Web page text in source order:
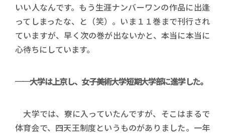
いい人なんです。もう生涯ナンバーワンの作品に出逢
ってしまったな、と（笑）。いま１１巻まで刊行され
ていますが、早く次の巻が出ないかと、本当に本当に
心待ちにしています。
──大学は上京し、女子美術大学短期大学部に進学した。
大学では、寮に入っていたんですが、そこはまるで
体育会で、四天王制度というものがありました。一年